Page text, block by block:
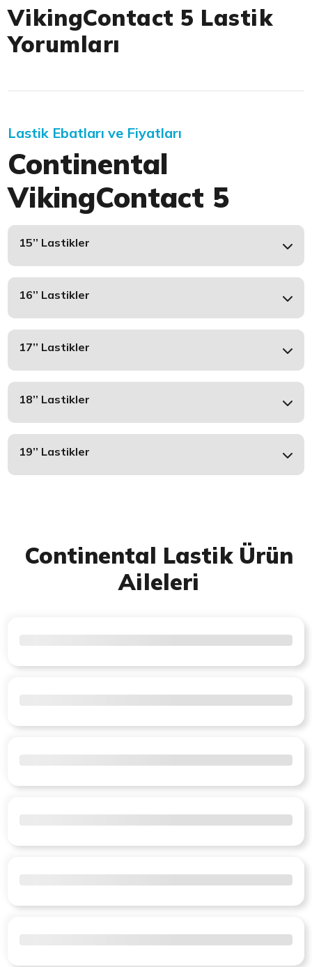
VikingContact 5 Lastik
Yorumları
Lastik Ebatları ve Fiyatları
Continental
VikingContact 5
15’’ Lastikler
16’’ Lastikler
17’’ Lastikler
18’’ Lastikler
19’’ Lastikler
Continental Lastik Ürün
Aileleri